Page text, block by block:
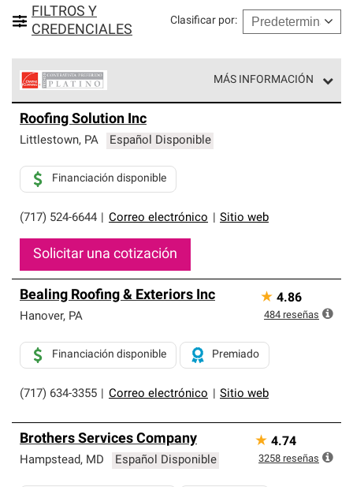
FILTROS Y
CREDENCIALES
Clasificar por:
MÁS INFORMACIÓN
Corning constituyen el nivel superior de nuestra red
exclusiva y cumplen con estándares estrictos de
Solo ellos pueden ofrecer nuestra mejor garantía de
sistemas de techos.
Roofing Solution Inc
Littlestown, PA Español Disponible
(717) 524-6644 Correo electrónico Sitio web
Financiación disponible
Solicitar una cotización
Bealing Roofing & Exteriors Inc
Hanover, PA
(717) 634-3355 Correo electrónico Sitio web
Financiación disponible Premiado
★ 4.86
484 reseñas
Brothers Services Company
Hampstead, MD Español Disponible
★ 4.74
3258 reseñas